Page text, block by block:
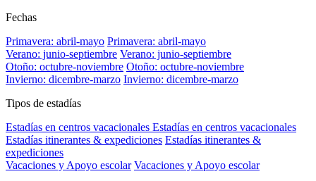
Fechas
Primavera: abril-mayo Primavera: abril-mayo
Verano: junio-septiembre Verano: junio-septiembre
Otoño: octubre-noviembre Otoño: octubre-noviembre
Invierno: dicembre-marzo Invierno: dicembre-marzo
Tipos de estadías
Estadías en centros vacacionales Estadías en centros vacacionales
Estadías itinerantes & expediciones Estadías itinerantes &
expediciones
Vacaciones y Apoyo escolar Vacaciones y Apoyo escolar